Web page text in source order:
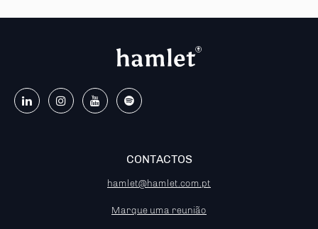
CONTACTOS
hamlet@hamlet.com.pt
Marque uma reunião